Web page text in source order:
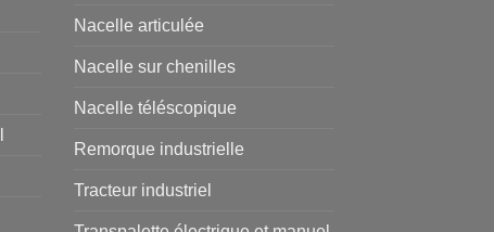
Nacelle articulée
Nacelle sur chenilles
Nacelle téléscopique
Remorque industrielle
Tracteur industriel